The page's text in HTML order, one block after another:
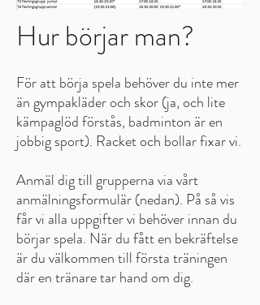
Hur börjar man?
För att börja spela behöver du inte mer
än gympakläder och skor (ja, och lite
kämpaglöd förstås, badminton är en
jobbig sport). Racket och bollar fixar vi.
Anmäl dig till grupperna via vårt
anmälningsformulär (nedan). På så vis
får vi alla uppgifter vi behöver innan du
börjar spela. När du fått en bekräftelse
är du välkommen till första träningen
där en tränare tar hand om dig.